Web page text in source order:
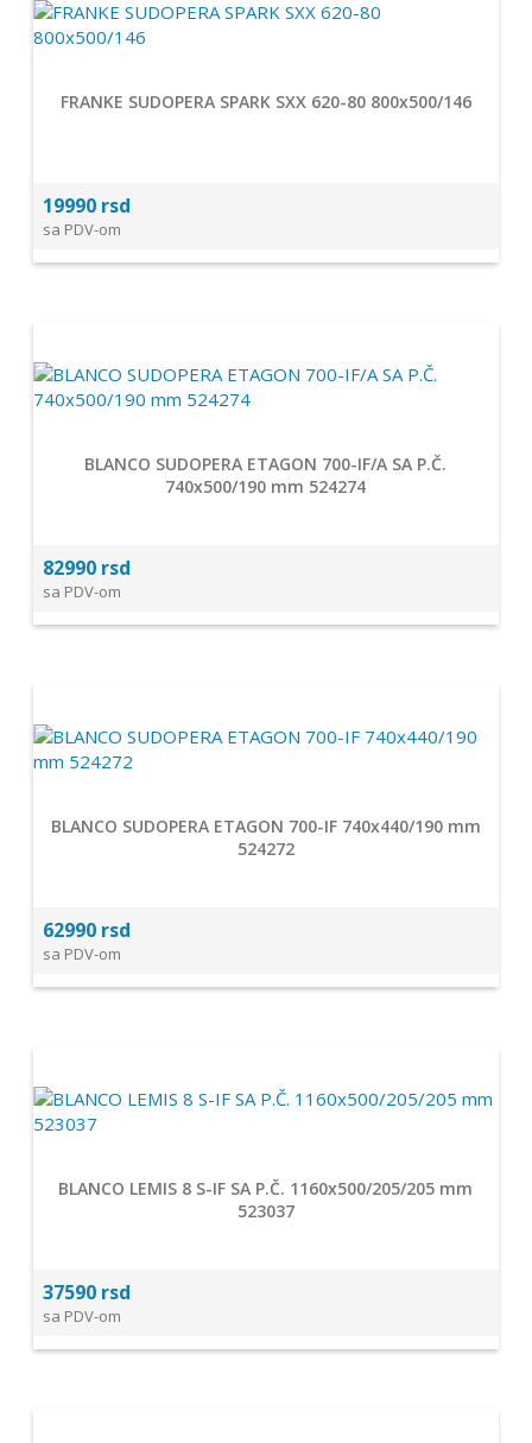
FRANKE SUDOPERA SPARK SXX 620-80 800x500/146
19990 rsd
sa PDV-om
BLANCO SUDOPERA ETAGON 700-IF/A SA P.Č.
740x500/190 mm 524274
82990 rsd
sa PDV-om
BLANCO SUDOPERA ETAGON 700-IF 740x440/190 mm
524272
62990 rsd
sa PDV-om
BLANCO LEMIS 8 S-IF SA P.Č. 1160x500/205/205 mm
523037
37590 rsd
sa PDV-om